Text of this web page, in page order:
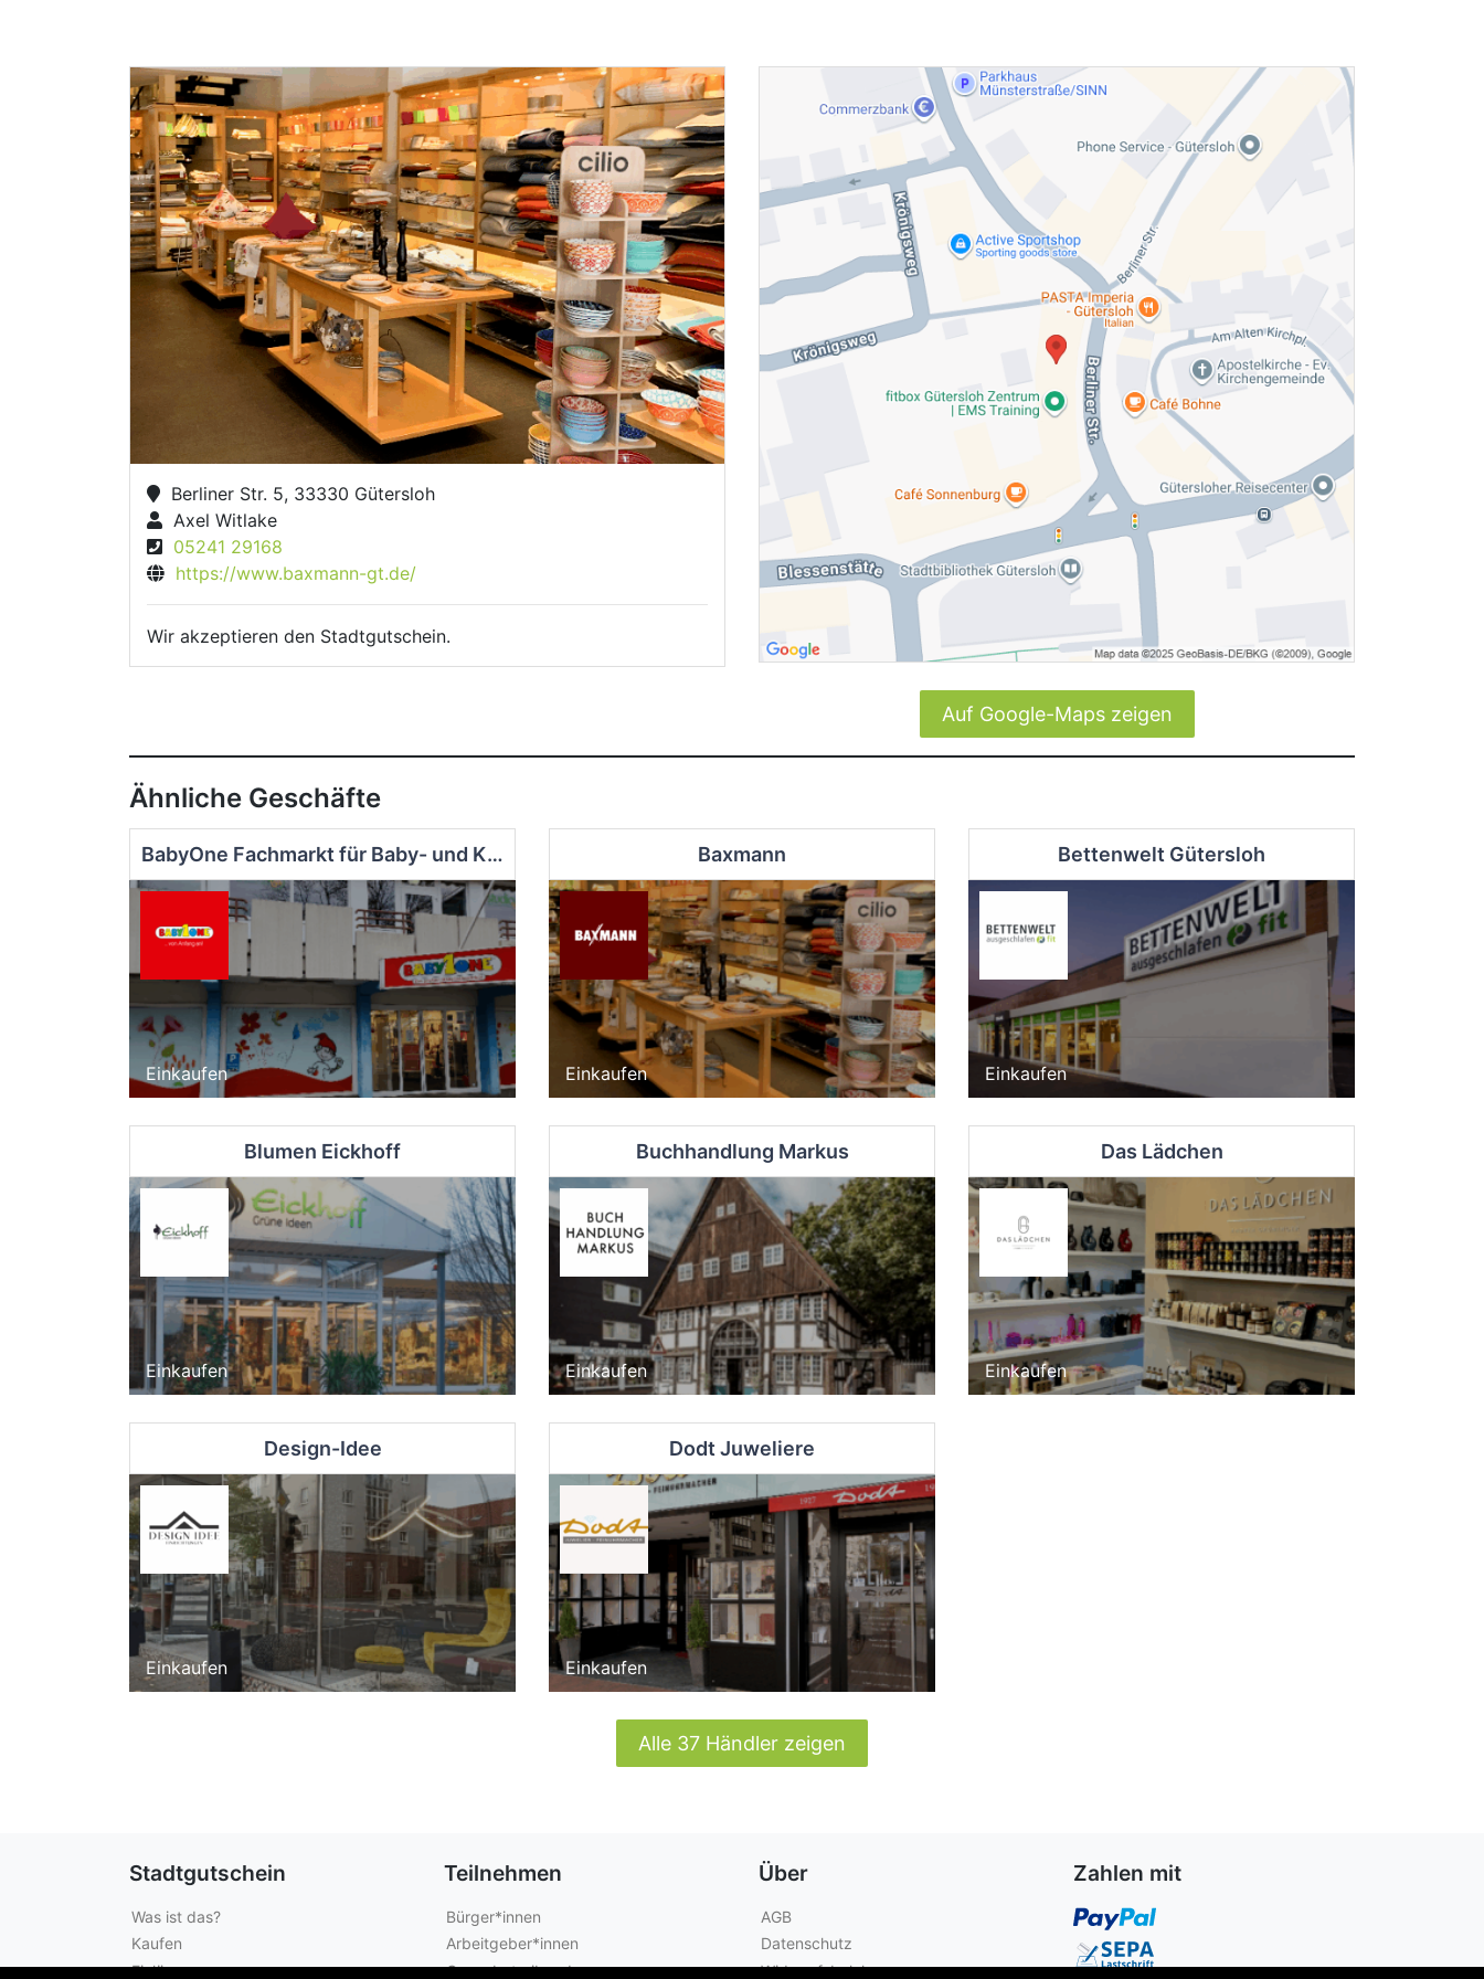
Berliner Str. 5, 33330 Gütersloh
Axel Witlake
05241 29168
https://www.baxmann-gt.de/
Wir akzeptieren den Stadtgutschein.
Auf Google-Maps zeigen
Ähnliche Geschäfte
BabyOne Fachmarkt für Baby- und Kinderbedarf OWL GmbH
Einkaufen
Baxmann
Einkaufen
Bettenwelt Gütersloh
Einkaufen
Blumen Eickhoff
Einkaufen
Buchhandlung Markus
Einkaufen
Das Lädchen
Einkaufen
Design-Idee
Einkaufen
Dodt Juweliere
Einkaufen
Alle 37 Händler zeigen
Stadtgutschein
Was ist das?
Kaufen
Einlösen
Teilnehmen
Bürger*innen
Arbeitgeber*innen
Gewerbetreibende
Über
AGB
Datenschutz
Widerrufsbelehrung
Zahlen mit